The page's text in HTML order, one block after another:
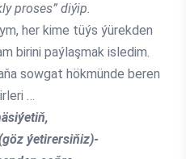
proses” diýip.
her kime tüýs ýürekden
birini paýlaşmak isledim.
sowgat hökmünde beren
…
ýetirersiňiz)-